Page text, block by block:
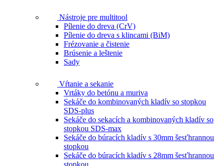
Nástroje pre multitool
Pílenie do dreva (CrV)
Pílenie do dreva s klincami (BiM)
Frézovanie a čistenie
Brúsenie a leštenie
Sady
Vŕtanie a sekanie
Vrtáky do betónu a muriva
Sekáče do kombinovaných kladív so stopkou
SDS-plus
Sekáče do sekacích a kombinovaných kladív so
stopkou SDS-max
Sekáče do búracích kladív s 30mm šesťhrannou
stopkou
Sekáče do búracích kladív s 28mm šesťhrannou
stopkou